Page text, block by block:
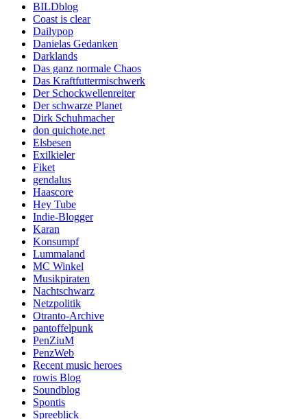
BILDblog
Coast is clear
Dailypop
Danielas Gedanken
Darklands
Das ganz normale Chaos
Das Kraftfuttermischwerk
Der Schockwellenreiter
Der schwarze Planet
Dirk Schuhmacher
don quichote.net
Elsbesen
Exilkieler
Fiket
gendalus
Haascore
Hey Tube
Indie-Blogger
Karan
Konsumpf
Lummaland
MC Winkel
Musikpiraten
Nachtschwarz
Netzpolitik
Otranto-Archive
pantoffelpunk
PenZiuM
PenzWeb
Recent music heroes
rowis Blog
Soundblog
Spontis
Spreeblick